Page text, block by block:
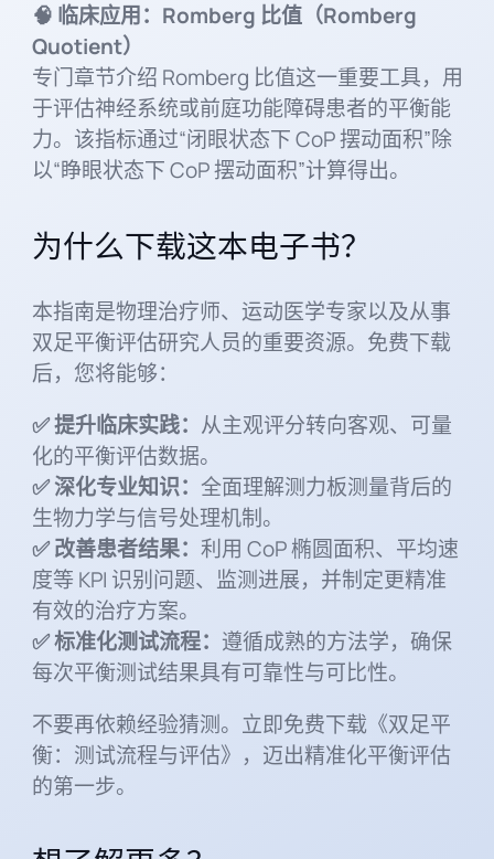
🧠 临床应用：Romberg 比值（Romberg
Quotient）
专门章节介绍 Romberg 比值这一重要工具，用
于评估神经系统或前庭功能障碍患者的平衡能
力。该指标通过“闭眼状态下 CoP 摆动面积”除
以“睁眼状态下 CoP 摆动面积”计算得出。
为什么下载这本电子书？
本指南是物理治疗师、运动医学专家以及从事
双足平衡评估研究人员的重要资源。免费下载
后，您将能够：
✅ 提升临床实践： 从主观评分转向客观、可量
化的平衡评估数据。
✅ 深化专业知识： 全面理解测力板测量背后的
生物力学与信号处理机制。
✅ 改善患者结果： 利用 CoP 椭圆面积、平均速
度等 KPI 识别问题、监测进展，并制定更精准
有效的治疗方案。
✅ 标准化测试流程： 遵循成熟的方法学，确保
每次平衡测试结果具有可靠性与可比性。
不要再依赖经验猜测。立即免费下载《双足平
衡：测试流程与评估》，迈出精准化平衡评估
的第一步。